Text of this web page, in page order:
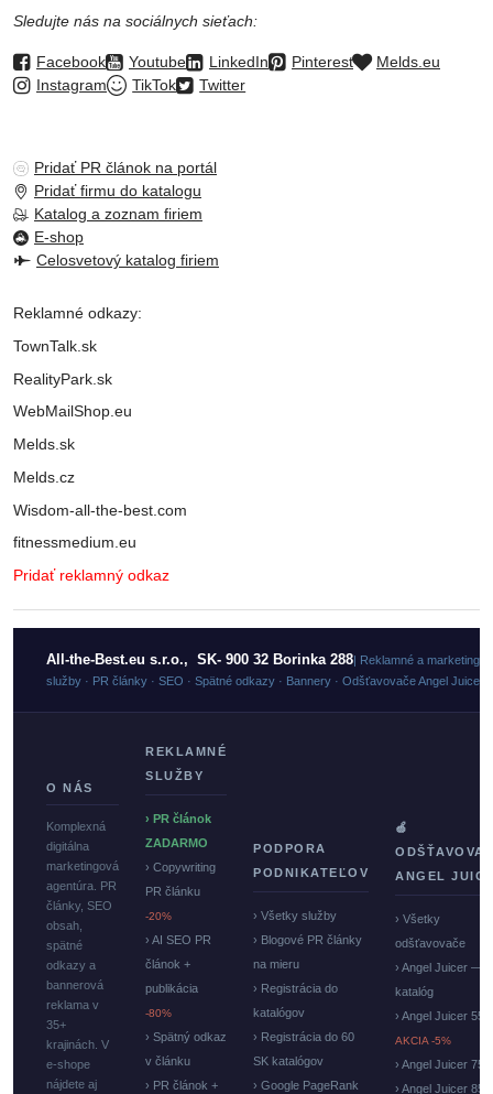
Sledujte nás na sociálnych sieťach:
Facebook Youtube LinkedIn Pinterest
Melds.eu
Instagram
TikTok Twitter
Pridať PR článok na portál
Pridať firmu do katalogu
Katalog a zoznam firiem
E-shop
Celosvetový katalog firiem
Reklamné odkazy:
TownTalk.sk
RealityPark.sk
WebMailShop.eu
Melds.sk
Melds.cz
Wisdom-all-the-best.com
fitnessmedium.eu
Pridať reklamný odkaz
All-the-Best.eu s.r.o., SK- 900 32 Borinka 288| Reklamné a
služby · PR články · SEO · Spätné odkazy · Bannery · Odšťavovače Angel Juicer
O NÁS
Komplexná
digitálna
marketingová
agentúra. PR
články, SEO
obsah,
spätné
odkazy a
bannerová
reklama v
35+
krajinách. V
e-shope
nájdete aj
REKLAMNÉ
SLUŽBY
› PR článok
ZADARMO
› Copywriting
PR článku
-20%
› AI SEO PR
článok +
publikácia
-80%
› Spätný odkaz
v článku
› PR článok +
PODPORA
PODNIKATEĽOV
› Všetky služby
› Blogové PR články
na mieru
› Registrácia do
katalógov
› Registrácia do 60
SK katalógov
› Google PageRank
🍏
ANGEL
› Všetky
odšťavovače
› Angel Juicer —
katalóg
› Angel Juicer
AKCIA -5%
› Angel Juicer
› Angel Juicer